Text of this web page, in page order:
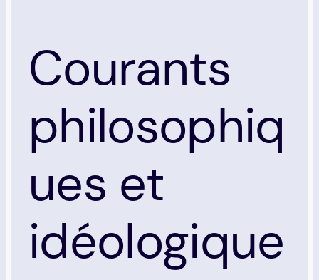
Courants
philosophiq
ues et
idéologique